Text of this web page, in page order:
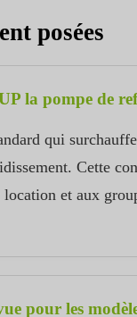
posées
la pompe de
qui
Cette
location et aux
pour les